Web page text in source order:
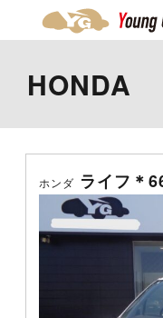
HONDA
ホンダ ライフ＊